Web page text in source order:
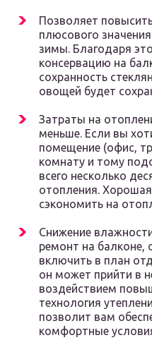
Позволяет
плюсового
зимы. Благодаря
консервацию на
сохранность
овощей будет
Затраты на
меньше. Если вы
помещение (офис,
комнату и тому
всего несколько
отопления.
сэкономить на
Снижение
ремонт на балконе,
включить в план
он может прийти в
воздействием
технология
позволит вам
комфортные